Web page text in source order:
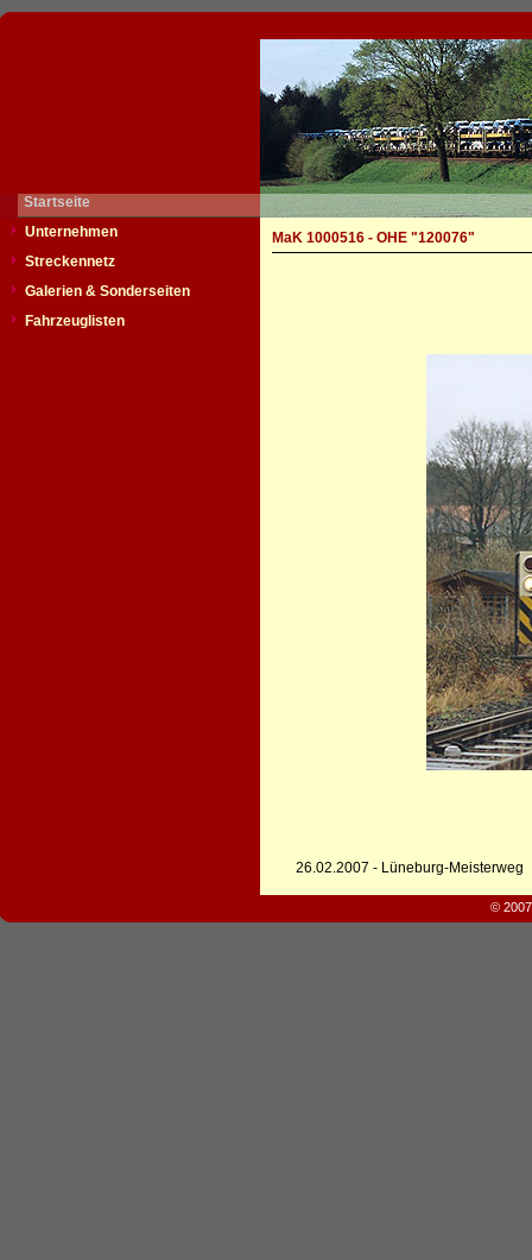
Startseite
Unternehmen
Streckennetz
Galerien & Sonderseiten
Fahrzeuglisten
MaK 1000516 - OHE "120076"
26.02.2007 - Lüneburg-Meisterweg
©